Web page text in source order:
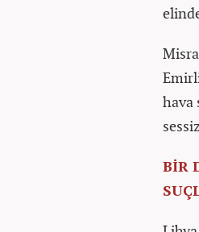
hava
BİR